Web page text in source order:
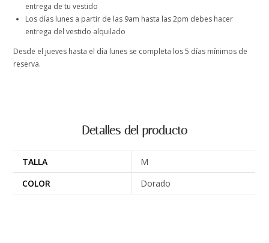
entrega de tu vestido
Los días lunes a partir de las 9am hasta las 2pm debes hacer
entrega del vestido alquilado
Desde el jueves hasta el día lunes se completa los 5 días mínimos de
reserva.
Detalles del producto
TALLA
M
COLOR
Dorado